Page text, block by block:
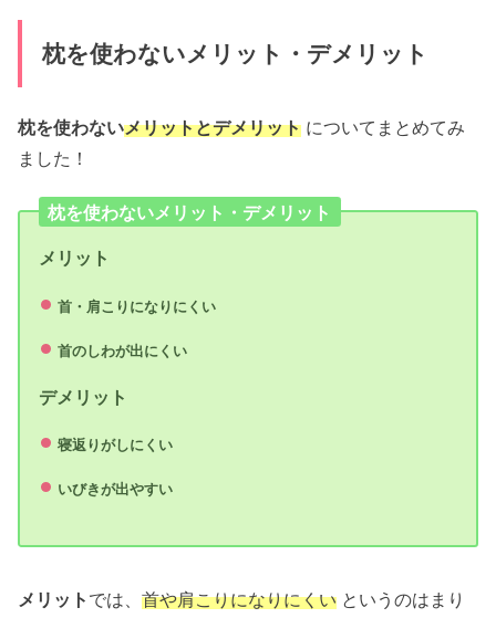
枕を使わないメリット・デメリット
枕を使わないメリットとデメリット についてまとめてみ
ました！
枕を使わないメリット・デメリット
メリット
首・肩こりになりにくい
首のしわが出にくい
デメリット
寝返りがしにくい
いびきが出やすい
メリット では、首や肩こりになりにくい というのはまり